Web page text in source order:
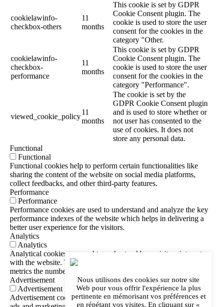
Nous utilisons des cookies sur notre site
Web pour vous offrir l'expérience la plus
pertinente en mémorisant vos préférences et
en répétant vos visites. En cliquant sur «
cookielawinfo-
checkbox-others
11
months
This cookie is set by GDPR
Cookie Consent plugin. The
cookie is used to store the user
consent for the cookies in the
category "Other.
cookielawinfo-
checkbox-
performance
11
months
This cookie is set by GDPR
Cookie Consent plugin. The
cookie is used to store the user
consent for the cookies in the
category "Performance".
viewed_cookie_policy
11
months
The cookie is set by the
GDPR Cookie Consent plugin
and is used to store whether or
not user has consented to the
use of cookies. It does not
store any personal data.
Functional
Functional
Functional cookies help to perform certain functionalities like
sharing the content of the website on social media platforms,
collect feedbacks, and other third-party features.
Performance
Performance
Performance cookies are used to understand and analyze the key
performance indexes of the website which helps in delivering a
better user experience for the visitors.
Analytics
Analytics
Analytical cookies are used to understand how visitors interact
with the website. These cookies help provide information on
metrics the number of visitors, bounce rate, traffic source, etc.
Advertisement
Advertisement
Advertisement cookies are used to provide visitors with relevant